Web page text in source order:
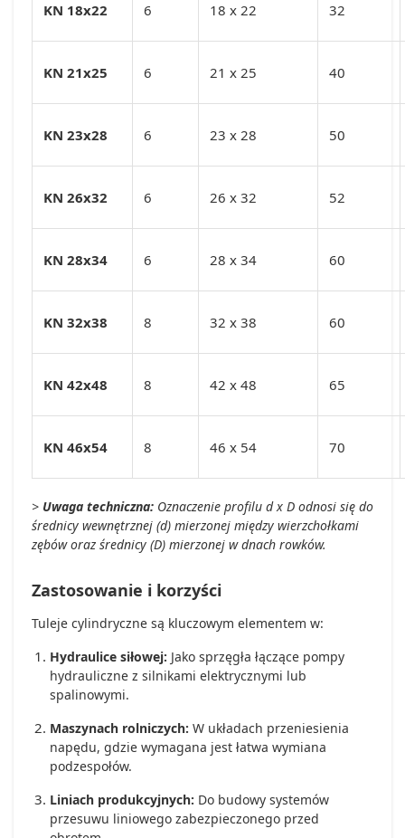
KN 18x22 6 18 x 22 32
KN 21x25 6 21 x 25 40
KN 23x28 6 23 x 28 50
KN 26x32 6 26 x 32 52
KN 28x34 6 28 x 34 60
KN 32x38 8 32 x 38 60
KN 42x48 8 42 x 48 65
KN 46x54 8 46 x 54 70
> Uwaga techniczna: Oznaczenie profilu d x D odnosi się do
średnicy wewnętrznej (d) mierzonej między wierzchołkami
zębów oraz średnicy (D) mierzonej w dnach rowków.
Zastosowanie i korzyści
Tuleje cylindryczne są kluczowym elementem w:
Hydraulice siłowej: Jako sprzęgła łączące pompy
hydrauliczne z silnikami elektrycznymi lub
spalinowymi.
Maszynach rolniczych: W układach przeniesienia
napędu, gdzie wymagana jest łatwa wymiana
podzespołów.
Liniach produkcyjnych: Do budowy systemów
przesuwu liniowego zabezpieczonego przed